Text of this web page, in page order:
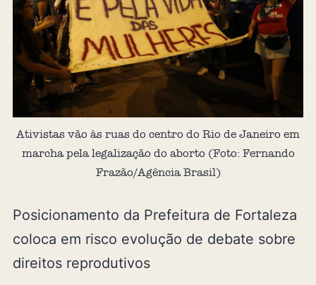
Ativistas vão às ruas do centro do Rio de Janeiro em
marcha pela legalização do aborto (Foto: Fernando
Frazão/Agência Brasil)
Posicionamento da Prefeitura de Fortaleza
coloca em risco evolução de debate sobre
direitos reprodutivos